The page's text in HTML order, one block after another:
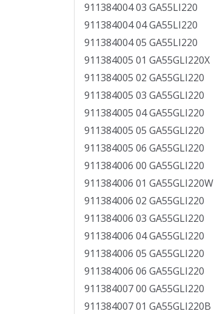
911384004 03 GA55LI220
911384004 04 GA55LI220
911384004 05 GA55LI220
911384005 01 GA55GLI220X
911384005 02 GA55GLI220
911384005 03 GA55GLI220
911384005 04 GA55GLI220
911384005 05 GA55GLI220
911384005 06 GA55GLI220
911384006 00 GA55GLI220
911384006 01 GA55GLI220W
911384006 02 GA55GLI220
911384006 03 GA55GLI220
911384006 04 GA55GLI220
911384006 05 GA55GLI220
911384006 06 GA55GLI220
911384007 00 GA55GLI220
911384007 01 GA55GLI220B